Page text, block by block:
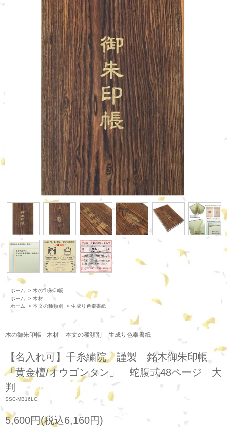
ホーム > 木の御朱印帳
ホーム
> 木材
ホーム
> 本文の種類別 > 生成り色奉書紙
木の御朱印帳 木材 本文の種類別 生成り色奉書紙
【名入れ可】千糸繍院 謹製 銘木御朱印帳
「黄金檀/オウゴンタン」 蛇腹式48ページ 大
判
SSC-MB16LG
5,600円(税込6,160円)